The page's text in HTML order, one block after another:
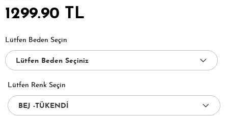
1299.90 TL
Lütfen Beden Seçin
Lütfen Renk Seçin